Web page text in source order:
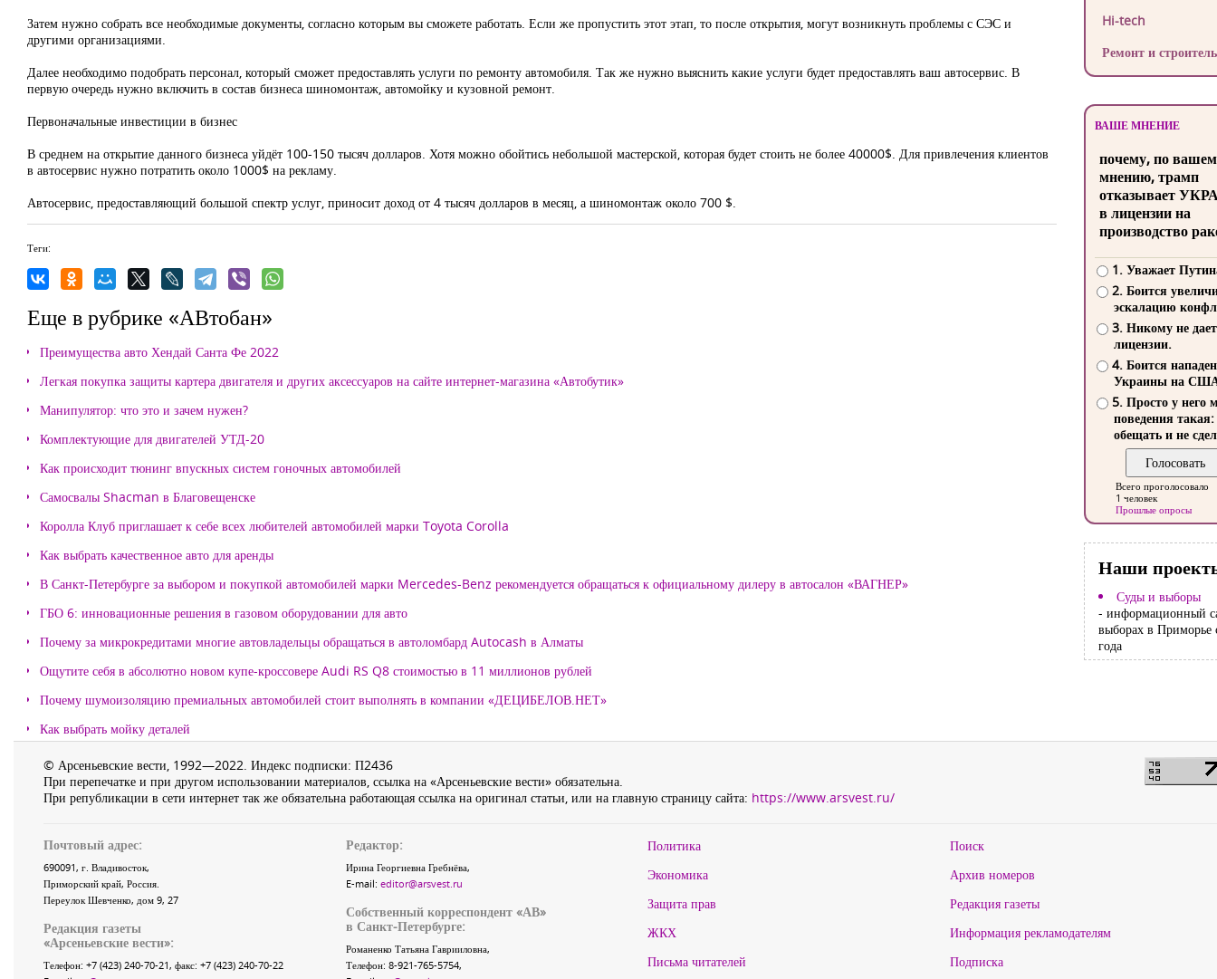
Затем нужно собрать все необходимые документы, согласно которым вы сможете работать. Если же пропустить этот этап, то после открытия, могут возникнуть проблемы с СЭС и
другими организациями.
Далее необходимо подобрать персонал, который сможет предоставлять услуги по ремонту автомобиля. Так же нужно выяснить какие услуги будет предоставлять ваш автосервис. В
первую очередь нужно включить в состав бизнеса шиномонтаж, автомойку и кузовной ремонт.
Первоначальные инвестиции в бизнес
В среднем на открытие данного бизнеса уйдёт 100-150 тысяч долларов. Хотя можно обойтись небольшой мастерской, которая будет стоить не более 40000$. Для привлечения клиентов
в автосервис нужно потратить около 1000$ на рекламу.
Автосервис, предоставляющий большой спектр услуг, приносит доход от 4 тысяч долларов в месяц, а шиномонтаж около 700 $.
Теги:
Еще в рубрике «АВтобан»
Преимущества авто Хендай Санта Фе 2022
Легкая покупка защиты картера двигателя и других аксессуаров на сайте интернет-магазина «Автобутик»
Манипулятор: что это и зачем нужен?
Комплектующие для двигателей УТД-20
Как происходит тюнинг впускных систем гоночных автомобилей
Самосвалы Shacman в Благовещенске
Королла Клуб приглашает к себе всех любителей автомобилей марки Toyota Corolla
Как выбрать качественное авто для аренды
В Санкт-Петербурге за выбором и покупкой автомобилей марки Mercedes-Benz рекомендуется обращаться к официальному дилеру в автосалон «ВАГНЕР»
ГБО 6: инновационные решения в газовом оборудовании для авто
Почему за микрокредитами многие автовладельцы обращаться в автоломбард Autocash в Алматы
Ощутите себя в абсолютно новом купе-кроссовере Audi RS Q8 стоимостью в 11 миллионов рублей
Почему шумоизоляцию премиальных автомобилей стоит выполнять в компании «ДЕЦИБЕЛОВ.НЕТ»
Как выбрать мойку деталей
Hi-tech
Ремонт и
ВАШЕ МНЕНИЕ
почему, по
мнению, трамп
отказывает
в лицензии на
производство
1. Уважает
2. Боится
эскалацию
3. Никому не
лицензии.
4. Боится
Украины на
5. Просто у него
поведения такая:
обещать и не
Всего проголосовало
1 человек
Прошлые опросы
Наши
Суды и выборы
- информационный
выборах в Приморье
года
© Арсеньевские вести, 1992—2022. Индекс подписки: П2436
При перепечатке и при другом использовании материалов, ссылка на «Арсеньевские вести» обязательна.
При републикации в сети интернет так же обязательна работающая ссылка на оригинал статьи, или на главную страницу сайта: https://www.arsvest.ru/
Почтовый адрес:
690091, г. Владивосток,
Приморский край, Россия.
Переулок Шевченко, дом 9, 27
Редакция газеты
«Арсеньевские вести»:
Телефон: +7 (423) 240-70-21, факс: +7 (423) 240-70-22
Редактор:
Ирина Георгиевна Гребнёва,
E-mail: editor@arsvest.ru
Собственный корреспондент «АВ»
в Санкт-Петербурге:
Романенко Татьяна Гаврииловна,
Телефон: 8-921-765-5754,
Политика
Экономика
Защита прав
ЖКХ
Письма читателей
Поиск
Архив номеров
Редакция газеты
Информация рекламодателям
Подписка